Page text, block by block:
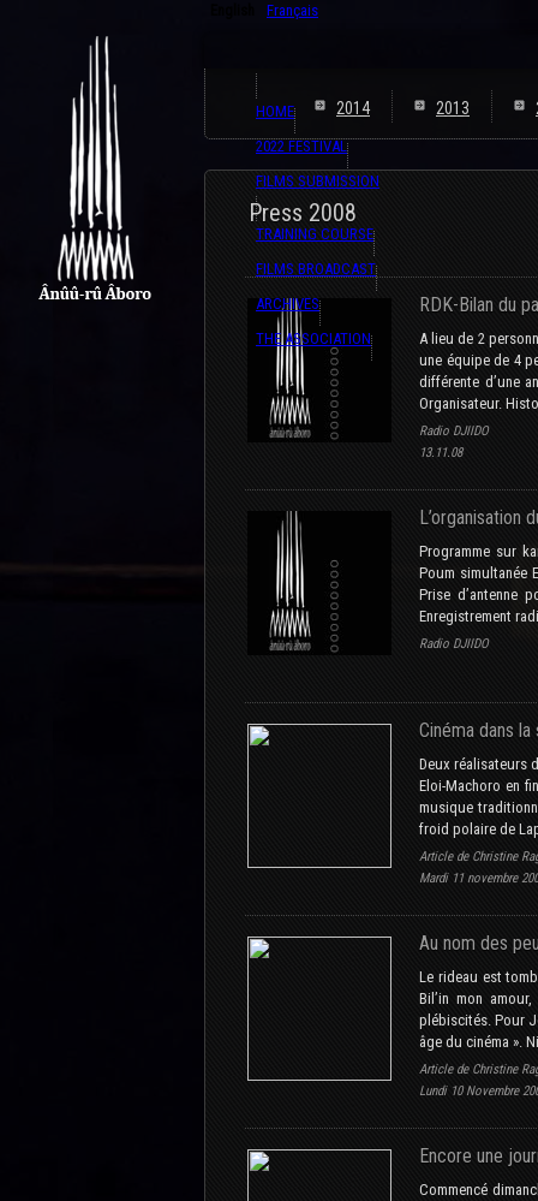
Français
HOME
2022 FESTIVAL
FILMS SUBMISSION
TRAINING COURSE
FILMS BROADCAST
ARCHIVES
THE ASSOCIATION
2014 2013
Press 2008
RDK-Bilan du
A lieu de 2
une équipe de 4
différente d’une
Organisateur.
Radio DJIIDO
13.11.08
L’organisation
Programme sur
Poum simultanée
Prise d’antenne
Enregistrement
Radio DJIIDO
Cinéma dans la
Deux réalisateurs
Eloi-Machoro en
musique
froid polaire de
Article de Christine
Mardi 11 novembre
Au nom des
Le rideau est
Bil’in mon
plébiscités. Pour
âge du cinéma ».
Article de Christine
Lundi 10 Novembre
Encore une
Commencé